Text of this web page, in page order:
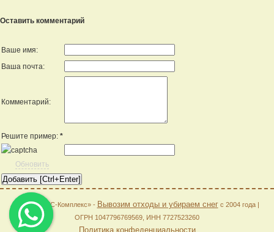
Оставить комментарий
Ваше имя:
Ваша почта:
Комментарий:
Решите пример: *
Обновить
© 2026 «АГС-Комплекс» - Вывозим отходы и убираем снегс 2004 года |
ОГРН 1047796769569, ИНН 7727523260
Политика конфеденциальности